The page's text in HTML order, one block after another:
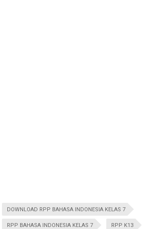
DOWNLOAD RPP BAHASA INDONESIA KELAS 7
RPP BAHASA INDONESIA KELAS 7 RPP K13